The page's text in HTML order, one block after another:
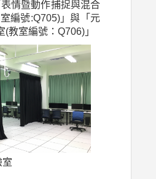
情暨動作捕捉與混合
編號:Q705)」與「元
(教室編號：Q706)」
室